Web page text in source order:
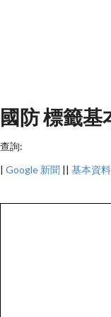
國防 標籤基
查詢:
| Google 新聞 || 基本資料